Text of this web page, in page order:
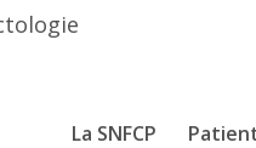
La SNFCP